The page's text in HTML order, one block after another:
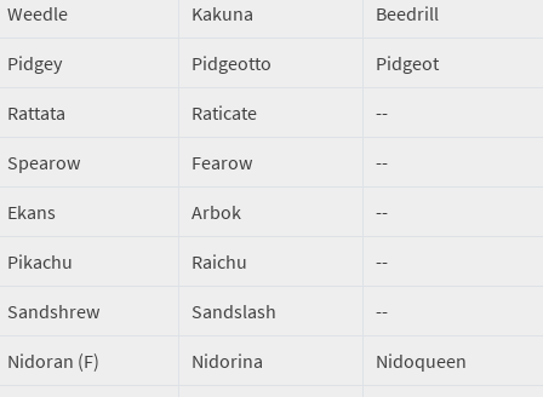
Weedle Kakuna Beedrill
Pidgey Pidgeotto Pidgeot
Rattata Raticate --
Spearow Fearow --
Ekans Arbok --
Pikachu Raichu --
Sandshrew Sandslash --
Nidoran (F) Nidorina Nidoqueen